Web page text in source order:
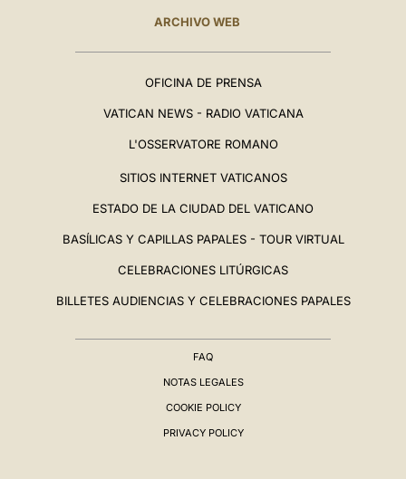
ARCHIVO WEB
OFICINA DE PRENSA
VATICAN NEWS - RADIO VATICANA
L'OSSERVATORE ROMANO
SITIOS INTERNET VATICANOS
ESTADO DE LA CIUDAD DEL VATICANO
BASÍLICAS Y CAPILLAS PAPALES - TOUR VIRTUAL
CELEBRACIONES LITÚRGICAS
BILLETES AUDIENCIAS Y CELEBRACIONES PAPALES
FAQ
NOTAS LEGALES
COOKIE POLICY
PRIVACY POLICY